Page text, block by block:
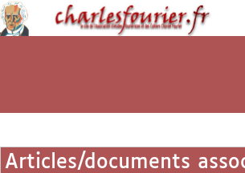
Articles/documents